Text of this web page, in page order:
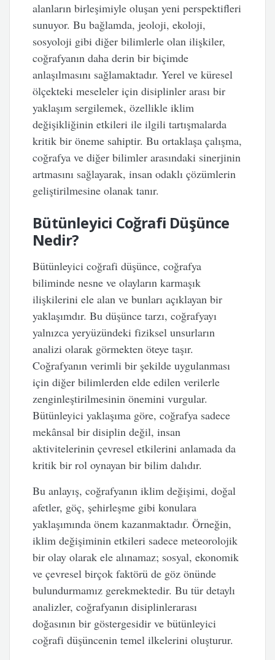
alanların birleşimiyle oluşan yeni perspektifleri
sunuyor. Bu bağlamda, jeoloji, ekoloji,
sosyoloji gibi diğer bilimlerle olan ilişkiler,
coğrafyanın daha derin bir biçimde
anlaşılmasını sağlamaktadır. Yerel ve küresel
ölçekteki meseleler için disiplinler arası bir
yaklaşım sergilemek, özellikle iklim
değişikliğinin etkileri ile ilgili tartışmalarda
kritik bir öneme sahiptir. Bu ortaklaşa çalışma,
coğrafya ve diğer bilimler arasındaki sinerjinin
artmasını sağlayarak, insan odaklı çözümlerin
geliştirilmesine olanak tanır.
Bütünleyici Coğrafi Düşünce
Nedir?
Bütünleyici coğrafi düşünce, coğrafya
biliminde nesne ve olayların karmaşık
ilişkilerini ele alan ve bunları açıklayan bir
yaklaşımdır. Bu düşünce tarzı, coğrafyayı
yalnızca yeryüzündeki fiziksel unsurların
analizi olarak görmekten öteye taşır.
Coğrafyanın verimli bir şekilde uygulanması
için diğer bilimlerden elde edilen verilerle
zenginleştirilmesinin önemini vurgular.
Bütünleyici yaklaşıma göre, coğrafya sadece
mekânsal bir disiplin değil, insan
aktivitelerinin çevresel etkilerini anlamada da
kritik bir rol oynayan bir bilim dalıdır.
Bu anlayış, coğrafyanın iklim değişimi, doğal
afetler, göç, şehirleşme gibi konulara
yaklaşımında önem kazanmaktadır. Örneğin,
iklim değişiminin etkileri sadece meteorolojik
bir olay olarak ele alınamaz; sosyal, ekonomik
ve çevresel birçok faktörü de göz önünde
bulundurmamız gerekmektedir. Bu tür detaylı
analizler, coğrafyanın disiplinlerarası
doğasının bir göstergesidir ve bütünleyici
coğrafi düşüncenin temel ilkelerini oluşturur.